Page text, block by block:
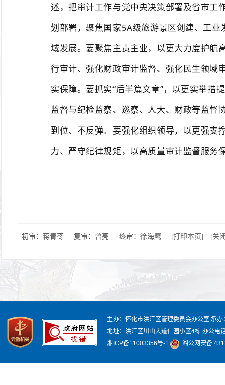
述，把审计工作与党中央决策部署及省市
划部署，聚焦国家5A级旅游景区创建、工
域发展。要聚焦主责主业，以更大力度护航
行审计、强化财政审计监督、强化民生领域
实保障。要抓实“后半篇文章”，以更实举措
监督与纪检监察、巡察、人大、财政等监
到位、不反弹。要强化组织领导，以更强支
力、严守纪律规矩，以高质量审计监督服务
初审：蒋青苓 复审：曾亮 终审：徐海鹰 [打印本页] [关
主办：怀化市洪江区管理委员会办公室 承办
地址：洪江区川山大道仁园小区4栋 办公电
湘ICP备11003356号-1
湘公网安备